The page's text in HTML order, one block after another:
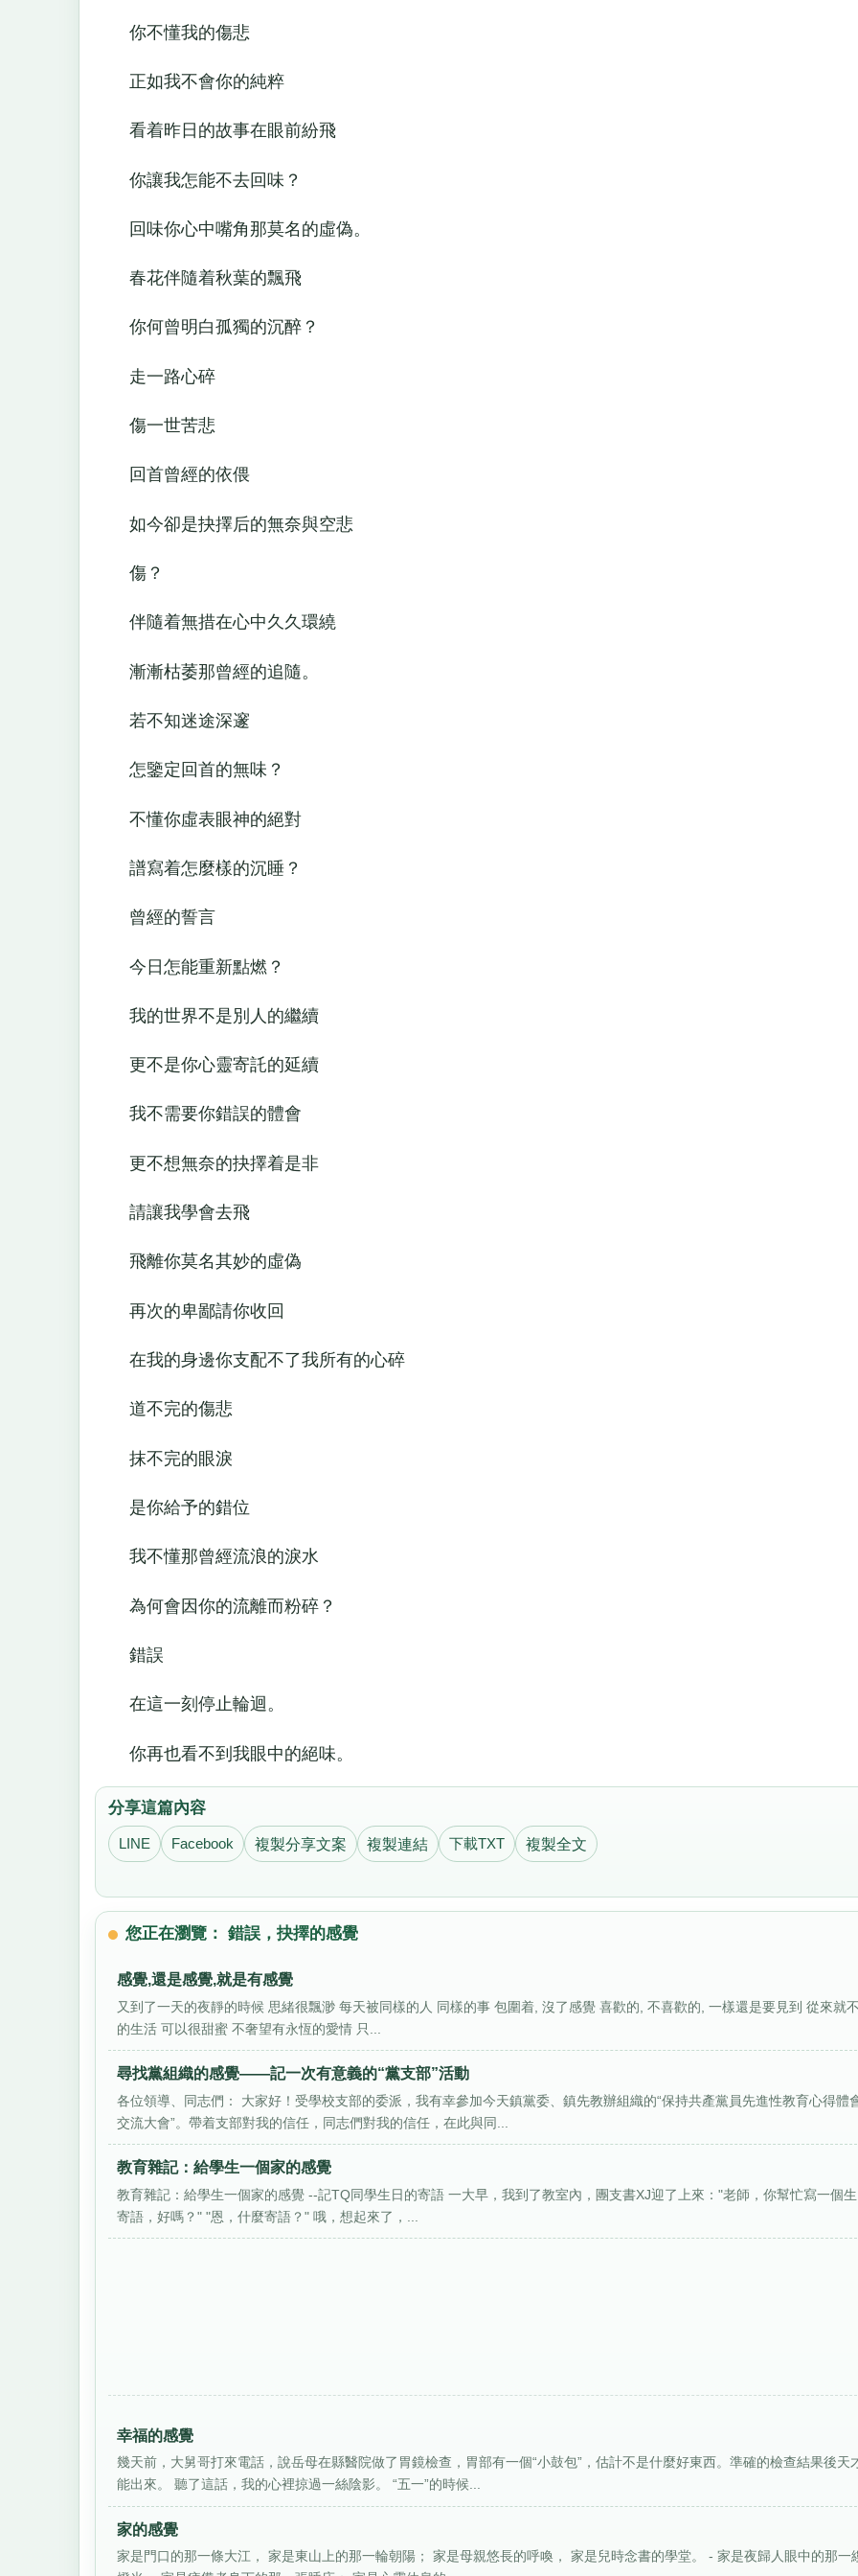
你不懂我的傷悲
正如我不會你的純粹
看着昨日的故事在眼前紛飛
你讓我怎能不去回味？
回味你心中嘴角那莫名的虛偽。
春花伴隨着秋葉的飄飛
你何曾明白孤獨的沉醉？
走一路心碎
傷一世苦悲
回首曾經的依偎
如今卻是抉擇后的無奈與空悲
傷？
伴隨着無措在心中久久環繞
漸漸枯萎那曾經的追隨。
若不知迷途深邃
怎鑒定回首的無味？
不懂你虛表眼神的絕對
譜寫着怎麼樣的沉睡？
曾經的誓言
今日怎能重新點燃？
我的世界不是別人的繼續
更不是你心靈寄託的延續
我不需要你錯誤的體會
更不想無奈的抉擇着是非
請讓我學會去飛
飛離你莫名其妙的虛偽
再次的卑鄙請你收回
在我的身邊你支配不了我所有的心碎
道不完的傷悲
抹不完的眼淚
是你給予的錯位
我不懂那曾經流浪的淚水
為何會因你的流離而粉碎？
錯誤
在這一刻停止輪迴。
你再也看不到我眼中的絕味。
分享這篇內容
LINE Facebook 複製分享文案 複製連結 下載TXT 複製全文
您正在瀏覽： 錯誤，抉擇的感覺
感覺,還是感覺,就是有感覺
又到了一天的夜靜的時候 思緒很飄渺 每天被同樣的人 同樣的事 包圍着, 沒了感覺 喜歡的, 不喜歡的, 一樣還是要見到 從來就
的生活 可以很甜蜜 不奢望有永恆的愛情 只...
尋找黨組織的感覺——記一次有意義的“黨支部”活動
各位領導、同志們： 大家好！受學校支部的委派，我有幸參加今天鎮黨委、鎮先教辦組織的“保持共產黨員先進性教育心得體
交流大會”。帶着支部對我的信任，同志們對我的信任，在此與同...
教育雜記：給學生一個家的感覺
教育雜記：給學生一個家的感覺 --記TQ同學生日的寄語 一大早，我到了教室內，團支書XJ迎了上來："老師，你幫忙寫一個
寄語，好嗎？" "恩，什麼寄語？" 哦，想起來了，...
幸福的感覺
幾天前，大舅哥打來電話，說岳母在縣醫院做了胃鏡檢查，胃部有一個“小鼓包”，估計不是什麼好東西。準確的檢查結果後天
能出來。 聽了這話，我的心裡掠過一絲陰影。 “五一”的時候...
家的感覺
家是門口的那一條大江， 家是東山上的那一輪朝陽； 家是母親悠長的呼喚， 家是兒時念書的學堂。 - 家是夜歸人眼中的那一